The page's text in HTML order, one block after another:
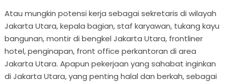
Atau mungkin potensi kerja sebagai sekretaris di wilayah
Jakarta Utara, kepala bagian, staf karyawan, tukang kayu
bangunan, montir di bengkel Jakarta Utara, frontliner
hotel, penginapan, front office perkantoran di area
Jakarta Utara. Apapun pekerjaan yang sahabat inginkan
di Jakarta Utara, yang penting halal dan berkah, sebagai